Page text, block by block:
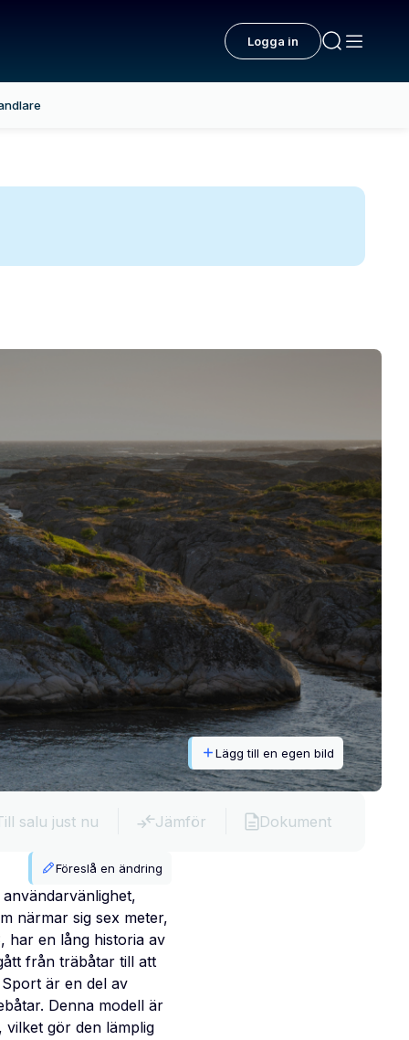
Logga in
Lägg till en egen bild
salu just nu Jämför Dokument
Föreslå en ändring
närmar sig sex meter,
har en lång historia av
från träbåtar till att
är en del av
Denna modell är
gör den lämplig